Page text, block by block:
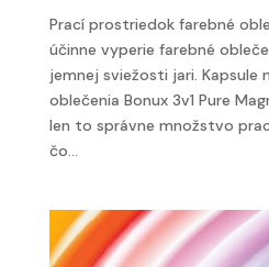
Prací prostriedok farebné
účinne vyperie farebné
jemnej sviežosti jari. Kapsule
oblečenia Bonux 3v1 Pure
len to správne množstvo
čo...